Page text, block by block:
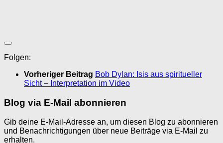
Folgen:
Vorheriger Beitrag Bob Dylan: Isis aus spiritueller
Sicht – Interpretation im Video
Blog via E-Mail abonnieren
Gib deine E-Mail-Adresse an, um diesen Blog zu abonnieren
und Benachrichtigungen über neue Beiträge via E-Mail zu
erhalten.